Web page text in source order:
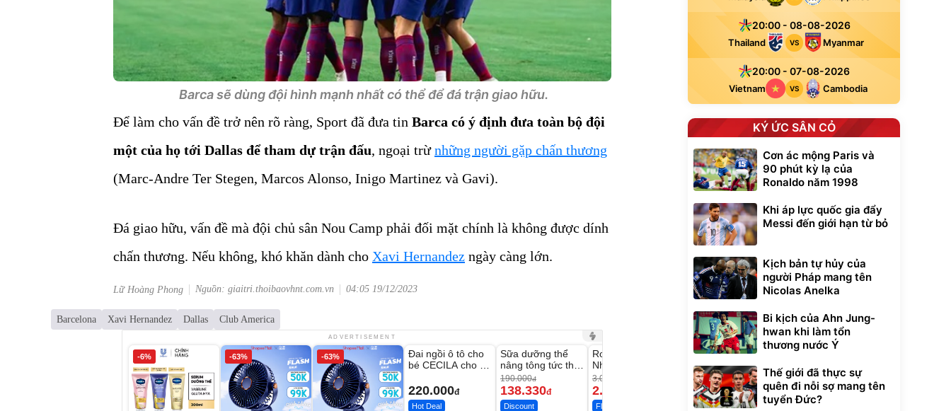
Barca sẽ dùng đội hình mạnh nhất có thể để đá trận giao hữu.
Để làm cho vấn đề trở nên rõ ràng, Sport đã đưa tin Barca có ý định đưa toàn bộ đội
một của họ tới Dallas để tham dự trận đấu, ngoại trừnhững người gặp chấn thương
(Marc-Andre Ter Stegen, Marcos Alonso, Inigo Martinez và Gavi).
Đá giao hữu, vấn đề mà đội chủ sân Nou Camp phải đối mặt chính là không được dính
chấn thương. Nếu không, khó khăn dành cho Xavi Hernandez ngày càng lớn.
Lữ Hoàng Phong Nguồn: giaitri.thoibaovhnt.com.vn 04:05 19/12/2023
Barcelona Xavi Hernandez Dallas Club America
ADVERTISEMENT
-6% -63% -63%
Đai ngồi ô tô cho
bé CECILA cho bé
220.000đ
Hot Deal
-27%
Sữa dưỡng thể
nâng tông tức thì
Vaseline Body
190.000đ
138.330đ
Discount
Robot Hút Bụi Lau
Nhà - D2-001 -
Thông Minh
3.000.000
2.200.000
Flash Sale
Unmute
Vali Bamozo
Khung Nhôm
9066 Size
20/24/28 Cao Cấp
1.000.000 đ
825.000đ
Flash Sale
20:00 - 08-08-2026
Thailand VS Myanmar
20:00 - 07-08-2026
Vietnam VS Cambodia
KÝ ỨC SÂN CỎ
Cơn ác mộng Paris và
90 phút kỳ lạ của
Ronaldo năm 1998
Khi áp lực quốc gia đẩy
Messi đến giới hạn từ bỏ
Kịch bản tự hủy của
người Pháp mang tên
Nicolas Anelka
Bi kịch của Ahn Jung-
hwan khi làm tổn
thương nước Ý
Thế giới đã thực sự
quên đi nỗi sợ mang tên
tuyển Đức?